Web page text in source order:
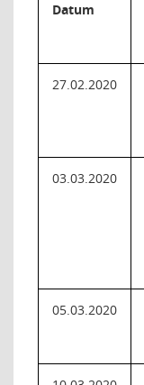
Datum
27.02.2020
03.03.2020
05.03.2020